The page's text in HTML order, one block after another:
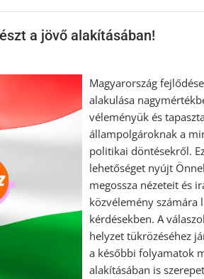
a jövő alakításában!
Magyarország
alakulása
véleményük és
állampolgároknak a
politikai döntésekről.
lehetőséget nyújt
megossza nézeteit és
közvélemény számára
kérdésekben. A
helyzet tükrözéséhez
a későbbi folyamatok
alakításában is